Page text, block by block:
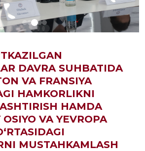
DAVRA SUHBATIDA
VA FRANSIYA
HAMKORLIKNI
HAMDA
VA YEVROPA
MUSTAHKAMLASH